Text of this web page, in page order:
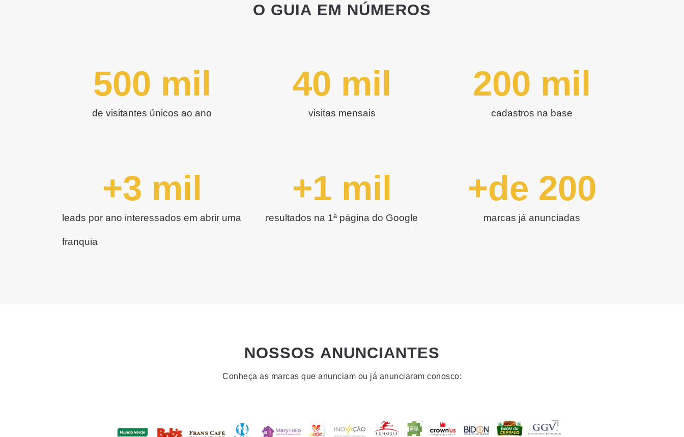
O GUIA EM NÚMEROS
de visitantes únicos ao ano
500 mil
visitas mensais
40 mil
cadastros na base
200 mil
leads por ano interessados em abrir uma
franquia
+3 mil
resultados na 1ª página do Google
+1 mil
marcas já anunciadas
200
NOSSOS ANUNCIANTES
Conheça as marcas que anunciam ou já anunciaram conosco: